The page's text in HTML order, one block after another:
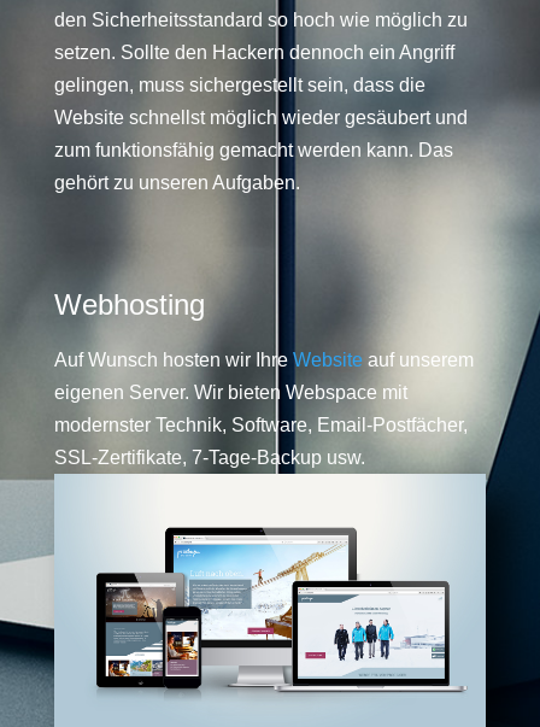
den Sicherheitsstandard so hoch wie möglich zu
setzen. Sollte den Hackern dennoch ein Angriff
gelingen, muss sichergestellt sein, dass die
Website schnellst möglich wieder gesäubert und
zum funktionsfähig gemacht werden kann. Das
gehört zu unseren Aufgaben.
Webhosting
Auf Wunsch hosten wir Ihre Website auf unserem
eigenen Server. Wir bieten Webspace mit
modernster Technik, Software, Email-Postfächer,
SSL-Zertifikate, 7-Tage-Backup usw.